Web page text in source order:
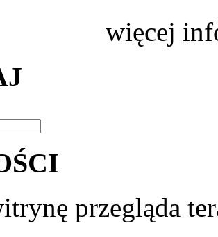
więcej
przegląda